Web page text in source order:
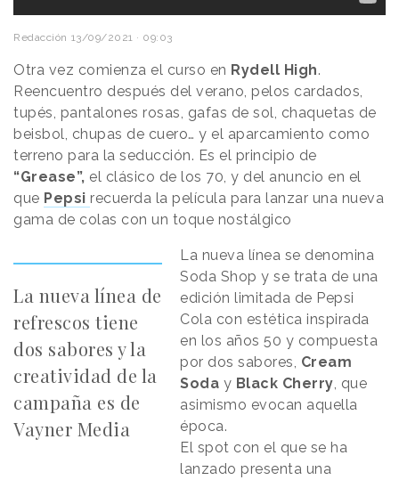
Redacción 13/09/2021 · 09:03
Otra vez comienza el curso en Rydell High.
Reencuentro después del verano, pelos cardados,
tupés, pantalones rosas, gafas de sol, chaquetas de
beisbol, chupas de cuero… y el aparcamiento como
terreno para la seducción. Es el principio de
“Grease”, el clásico de los 70, y del anuncio en el
que Pepsi recuerda la película para lanzar una nueva
gama de colas con un toque nostálgico
La nueva línea de
refrescos tiene
dos sabores y la
creatividad de la
campaña es de
Vayner Media
La nueva línea se denomina
Soda Shop y se trata de una
edición limitada de Pepsi
Cola con estética inspirada
en los años 50 y compuesta
por dos sabores, Cream
Soda y Black Cherry, que
asimismo evocan aquella
época.
El spot con el que se ha
lanzado presenta una